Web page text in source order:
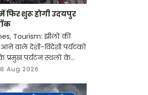
शुरू होगी उदयपुर
Tourism: झीलों की
वाले देशी-विदेशी पर्यटकों
प्रमुख पर्यटन स्थलों के
समृद्ध सांस्कृतिक विरासत,
Aug 2026